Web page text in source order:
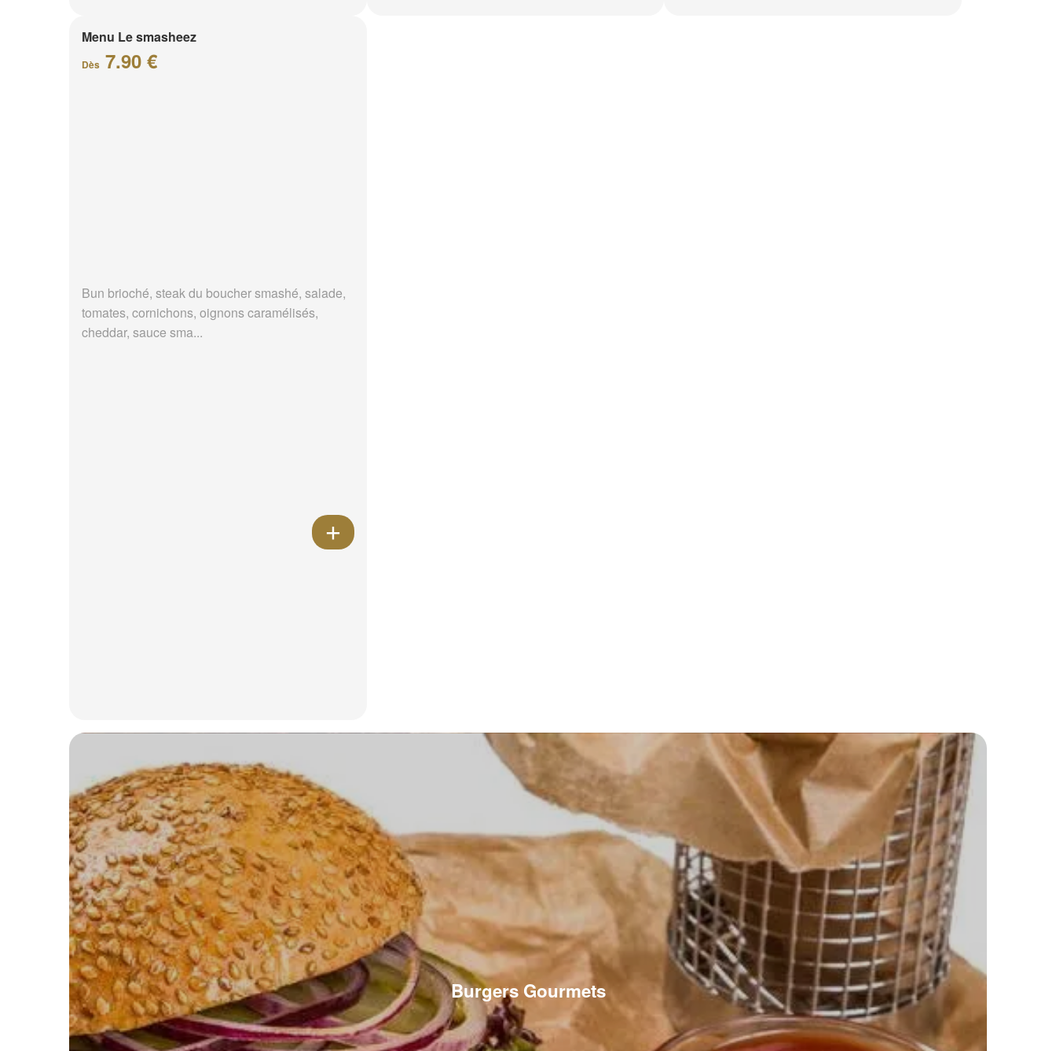
Menu Le smasheez
Dès 7.90 €
Bun brioché, steak du boucher smashé, salade,
tomates, cornichons, oignons caramélisés,
cheddar, sauce sma...
Burgers Gourmets